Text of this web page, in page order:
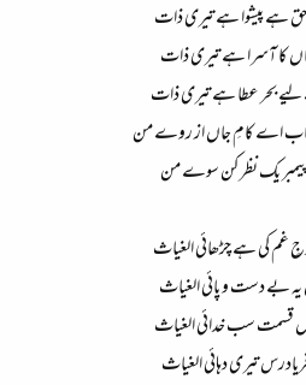
ہے پیشوا ہے تیری ذات​
کا آسرا ہے تیری ذات​
بحر عطا ہے تیری ذات​
اے کامِ جاں از روے من​
یک نظر کن سوے من​
کی ہے چڑھائی الغیاث​
یہ بے دست و پائی الغیاث​
قسمت سب خدائی الغیاث​
تیری دہائی الغیاث​